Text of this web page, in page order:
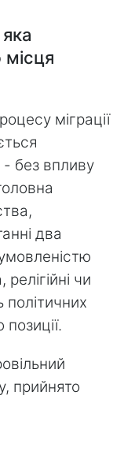
місця
міграції
- без впливу
два
чи
політичних
прийнято